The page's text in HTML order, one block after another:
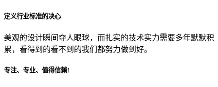
贵公司的团队规模是？
目前主要的营销渠道是？
定义行业标准的决心
美观的设计瞬间夺人眼球，而扎实的技术实力需要多年默默积
累，看得到的看不到的我们都努力做到好。
专注、专业、值得信赖!